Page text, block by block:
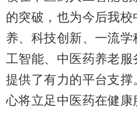
的突破，也为今后我
养、科技创新、一流
工智能、中医药养老
提供了有力的平台支
心将立足中医药在健